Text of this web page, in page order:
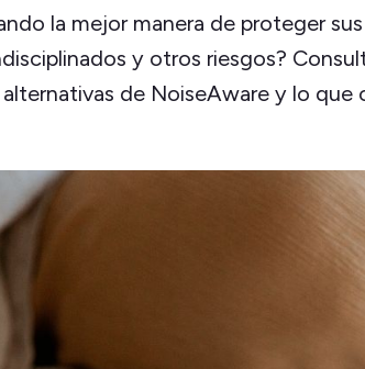
la mejor manera de proteger
y otros riesgos?
alternativas de NoiseAware y lo que